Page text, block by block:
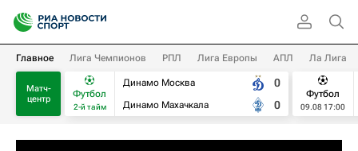
Главное Лига Чемпионов РПЛ Лига Европы АПЛ Ла Лига
Матч-
центр
Футбол
2-й тайм
Динамо Москва
Динамо Махачкала
0
0
Футбол
09.08 17:00